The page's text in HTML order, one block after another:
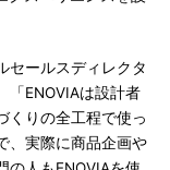
ールスディレクタ
「ENOVIAは設計者
くりの全工程で使っ
、実際に商品企画や